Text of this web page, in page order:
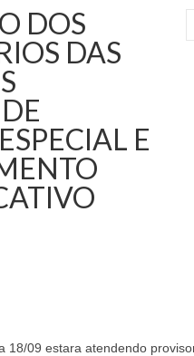
DOS
DAS
E
18/09 estara atendendo